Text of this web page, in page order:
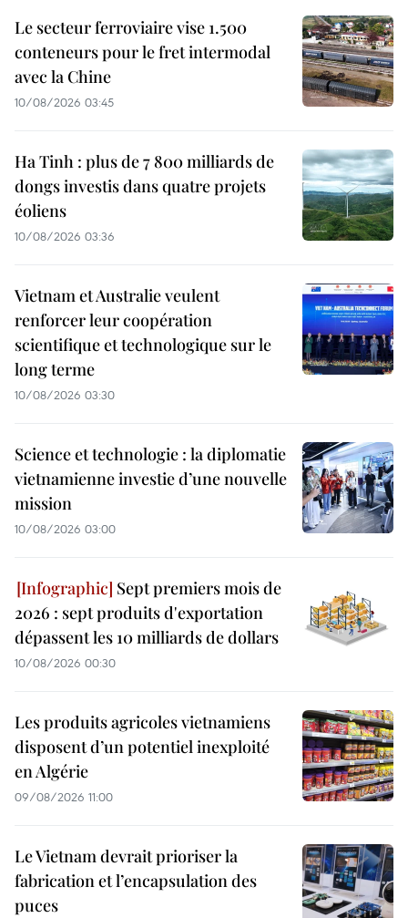
Le secteur ferroviaire vise 1.500
conteneurs pour le fret intermodal
avec la Chine
10/08/2026 03:45
Ha Tinh : plus de 7 800 milliards de
dongs investis dans quatre projets
éoliens
10/08/2026 03:36
Vietnam et Australie veulent
renforcer leur coopération
scientifique et technologique sur le
long terme
10/08/2026 03:30
Science et technologie : la diplomatie
vietnamienne investie d’une nouvelle
mission
10/08/2026 03:00
Sept premiers mois de
2026 : sept produits d'exportation
dépassent les 10 milliards de dollars
10/08/2026 00:30
Les produits agricoles vietnamiens
disposent d’un potentiel inexploité
en Algérie
09/08/2026 11:00
Le Vietnam devrait prioriser la
fabrication et l’encapsulation des
puces